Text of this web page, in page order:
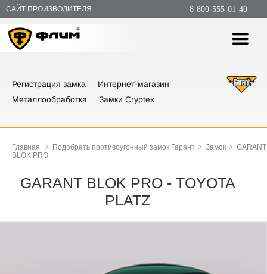
САЙТ ПРОИЗВОДИТЕЛЯ 8-800-555-01-40
Регистрация замка
Интернет-магазин
Металлообработка
Замки Cryptex
Главная > Подобрать противоугонный замок Гарант > Замок > GARANT
BLOK PRO
GARANT BLOK PRO - TOYOTA
PLATZ